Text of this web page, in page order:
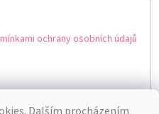
ochrany osobních údajů